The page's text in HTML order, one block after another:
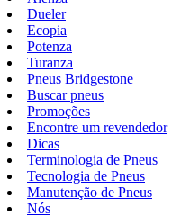
Dueler
Ecopia
Potenza
Turanza
Pneus Bridgestone
Buscar pneus
Promoções
Encontre um revendedor
Dicas
Terminologia de Pneus
Tecnologia de Pneus
Manutenção de Pneus
Nós